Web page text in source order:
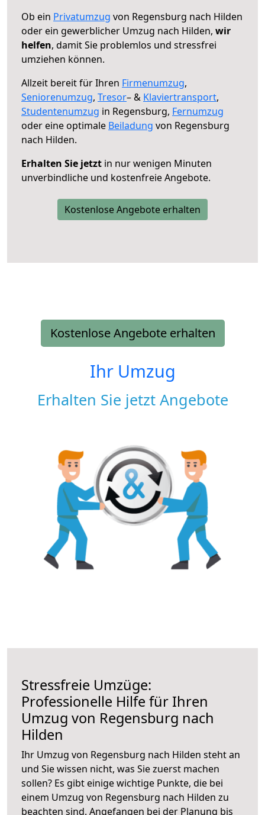
Ob ein Privatumzug von Regensburg nach Hilden
oder ein gewerblicher Umzug nach Hilden, wir
helfen, damit Sie problemlos und stressfrei
umziehen können.
Allzeit bereit für Ihren Firmenumzug,
Seniorenumzug, Tresor– & Klaviertransport,
Studentenumzug in Regensburg, Fernumzug
oder eine optimale Beiladung von Regensburg
nach Hilden.
Erhalten Sie jetzt in nur wenigen Minuten
unverbindliche und kostenfreie Angebote.
Kostenlose Angebote erhalten
Kostenlose Angebote erhalten
Ihr Umzug
Erhalten Sie jetzt Angebote
Stressfreie Umzüge:
Professionelle Hilfe für Ihren
Umzug von Regensburg nach
Hilden
Ihr Umzug von Regensburg nach Hilden steht an
und Sie wissen nicht, was Sie zuerst machen
sollen? Es gibt einige wichtige Punkte, die bei
einem Umzug von Regensburg nach Hilden zu
beachten sind. Angefangen bei der Planung bis